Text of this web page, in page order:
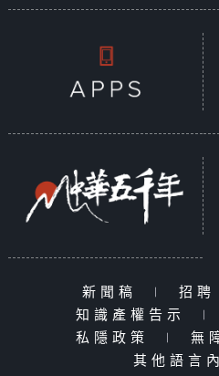
新聞稿 | 招聘
知識產權告示
|
私隱政策
| 無
其他語言